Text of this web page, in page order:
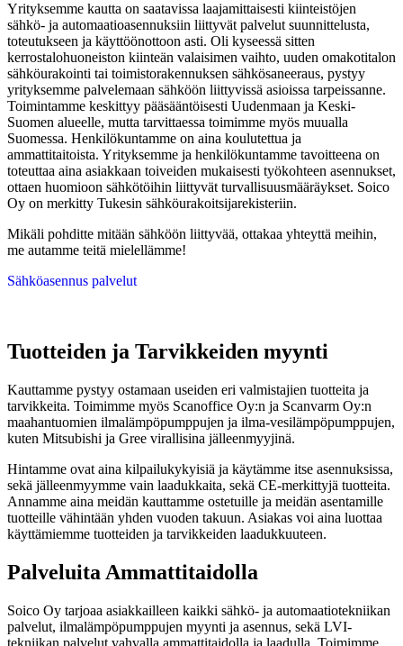
Yrityksemme kautta on saatavissa laajamittaisesti kiinteistöjen
sähkö- ja automaatioasennuksiin liittyvät palvelut suunnittelusta,
toteutukseen ja käyttöönottoon asti. Oli kyseessä sitten
kerrostalohuoneiston kiinteän valaisimen vaihto, uuden omakotitalon
sähköurakointi tai toimistorakennuksen sähkösaneeraus, pystyy
yrityksemme palvelemaan sähköön liittyvissä asioissa tarpeissanne.
Toimintamme keskittyy pääsääntöisesti Uudenmaan ja Keski-
Suomen alueelle, mutta tarvittaessa toimimme myös muualla
Suomessa. Henkilökuntamme on aina koulutettua ja
ammattitaitoista. Yrityksemme ja henkilökuntamme tavoitteena on
toteuttaa aina asiakkaan toiveiden mukaisesti työkohteen asennukset,
ottaen huomioon sähkötöihin liittyvät turvallisuusmääräykset. Soico
Oy on merkitty Tukesin sähköurakoitsija­rekisteriin.
Mikäli pohditte mitään sähköön liittyvää, ottakaa yhteyttä meihin,
me autamme teitä mielellämme!
Sähköasennus palvelut
Tuotteiden ja Tarvikkeiden myynti
Kauttamme pystyy ostamaan useiden eri valmistajien tuotteita ja
tarvikkeita. Toimimme myös Scanoffice Oy:n ja Scanvarm Oy:n
maahantuomien ilmalämpöpumppujen ja ilma-vesilämpöpumppujen,
kuten Mitsubishi ja Gree virallisina jälleenmyyjinä.
Hintamme ovat aina kilpailukykyisiä ja käytämme itse asennuksissa,
sekä jälleenmyymme vain laadukkaita, sekä CE-merkittyjä tuotteita.
Annamme aina meidän kauttamme ostetuille ja meidän asentamille
tuotteille vähintään yhden vuoden takuun. Asiakas voi aina luottaa
käyttämiemme tuotteiden ja tarvikkeiden laadukkuuteen.
Palveluita Ammattitaidolla
Soico Oy tarjoaa asiakkailleen kaikki sähkö- ja automaatiotekniikan
palvelut, ilmalämpöpumppujen myynti ja asennus, sekä LVI-
tekniikan palvelut vahvalla ammattitaidolla ja laadulla. Toimimme